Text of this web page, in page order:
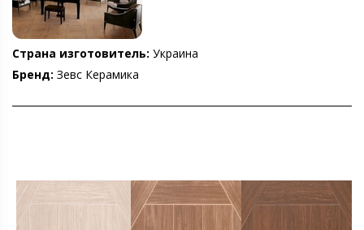
Страна изготовитель: Украина
Бренд: Зевс Керамика